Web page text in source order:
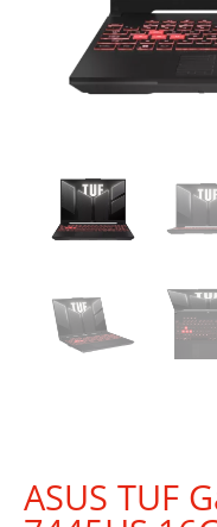
ASUS TUF